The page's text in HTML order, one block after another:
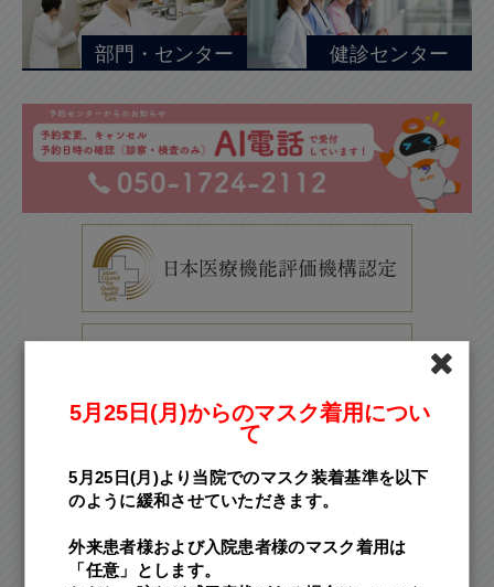
5月25日(月)からのマスク着用につい
て
5月25日(月)より当院でのマスク装着基準を以下
のように緩和させていただきます。
外来患者様および入院患者様のマスク着用は
「任意」とします。
部門・センター 健診センター